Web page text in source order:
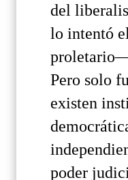
del
lo intentó
Pero solo
existen
poder